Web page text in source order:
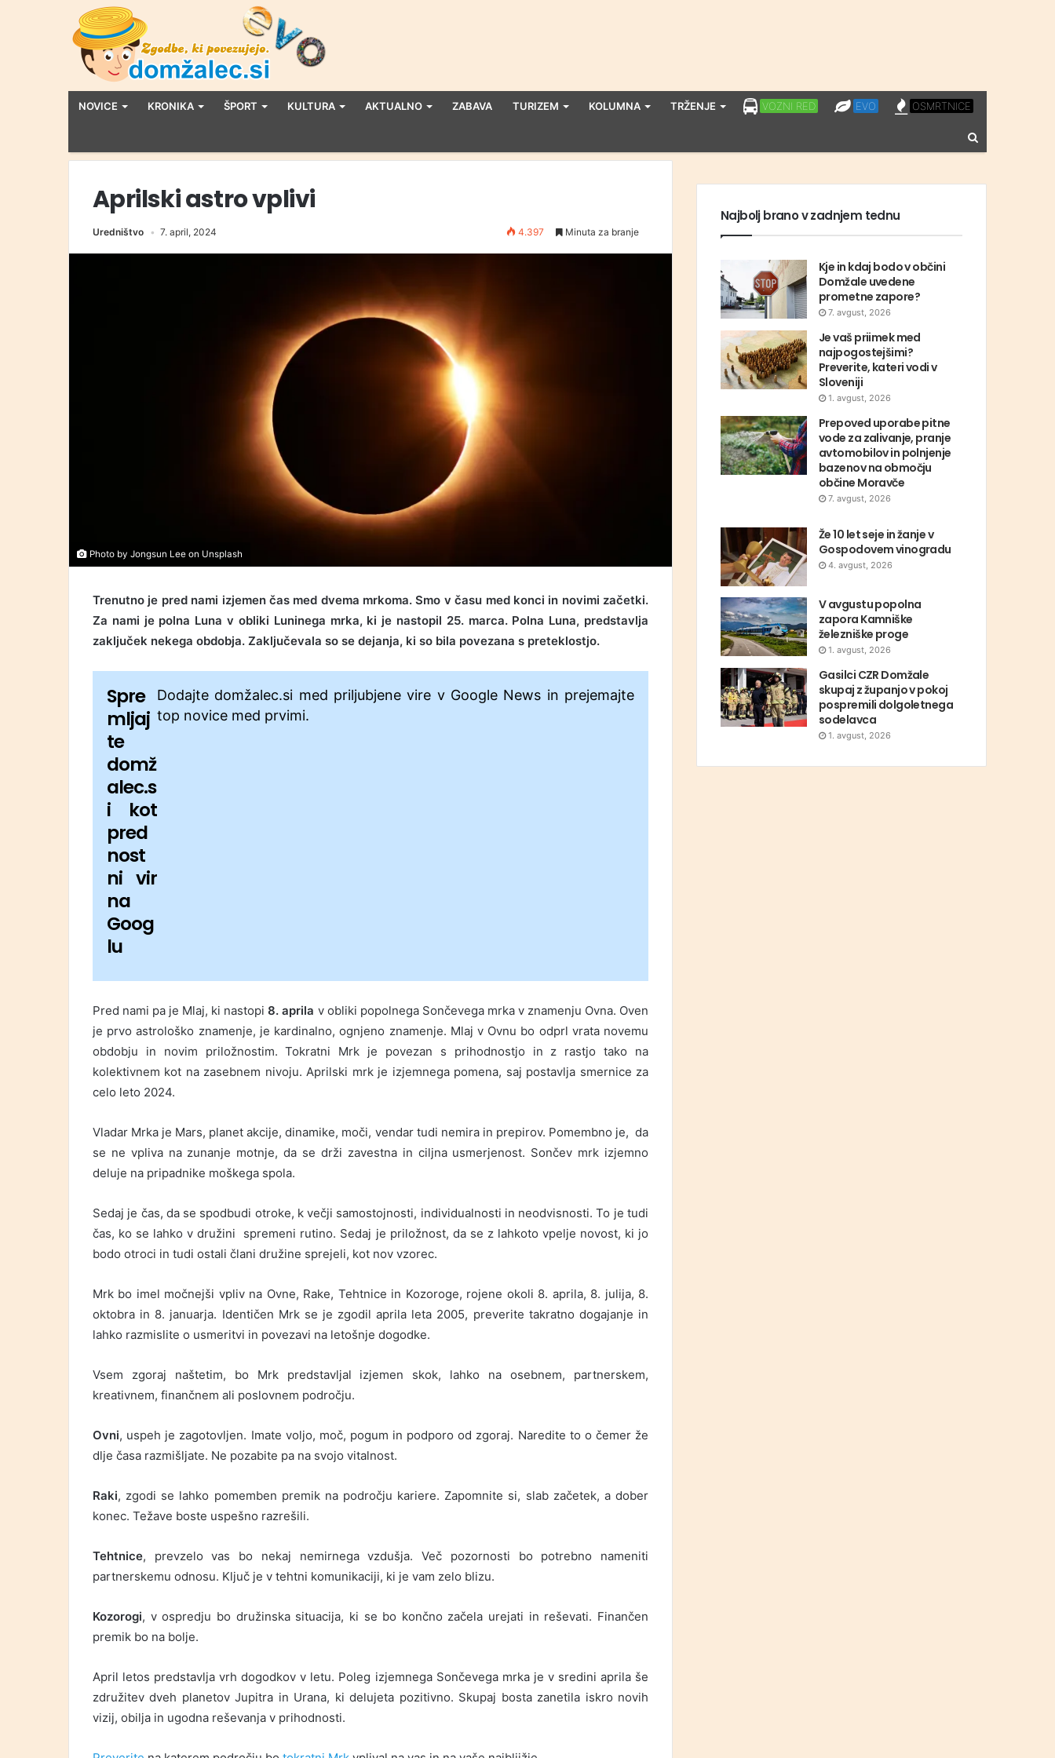
NOVICE KRONIKA ŠPORT KULTURA AKTUALNO ZABAVA TURIZEM KOLUMNA TRŽENJE LPP
VOZNI RED EVO
EVO OSMRTNICE
OSMRTNICE
Aprilski astro vplivi
Uredništvo 7. april, 2024 4.397 Minuta za branje
Photo by Jongsun Lee on Unsplash
Trenutno je pred nami izjemen čas med dvema mrkoma. Smo v času med konci in novimi začetki.
Za nami je polna Luna v obliki Luninega mrka, ki je nastopil 25. marca. Polna Luna, predstavlja
zaključek nekega obdobja. Zaključevala so se dejanja, ki so bila povezana s preteklostjo.
Spre
mljaj
te
domž
alec.s
i kot
pred
nost
ni vir
na
Goog
lu
Dodajte domžalec.si med priljubjene vire v Google News in prejemajte
top novice med prvimi.
Pred nami pa je Mlaj, ki nastopi 8. aprila v obliki popolnega Sončevega mrka v znamenju Ovna. Oven
je prvo astrološko znamenje, je kardinalno, ognjeno znamenje. Mlaj v Ovnu bo odprl vrata novemu
obdobju in novim priložnostim. Tokratni Mrk je povezan s prihodnostjo in z rastjo tako na
kolektivnem kot na zasebnem nivoju. Aprilski mrk je izjemnega pomena, saj postavlja smernice za
celo leto 2024.
Vladar Mrka je Mars, planet akcije, dinamike, moči, vendar tudi nemira in prepirov. Pomembno je, da
se ne vpliva na zunanje motnje, da se drži zavestna in ciljna usmerjenost. Sončev mrk izjemno
deluje na pripadnike moškega spola.
Sedaj je čas, da se spodbudi otroke, k večji samostojnosti, individualnosti in neodvisnosti. To je tudi
čas, ko se lahko v družini spremeni rutino. Sedaj je priložnost, da se z lahkoto vpelje novost, ki jo
bodo otroci in tudi ostali člani družine sprejeli, kot nov vzorec.
Mrk bo imel močnejši vpliv na Ovne, Rake, Tehtnice in Kozoroge, rojene okoli 8. aprila, 8. julija, 8.
oktobra in 8. januarja. Identičen Mrk se je zgodil aprila leta 2005, preverite takratno dogajanje in
lahko razmislite o usmeritvi in povezavi na letošnje dogodke.
Vsem zgoraj naštetim, bo Mrk predstavljal izjemen skok, lahko na osebnem, partnerskem,
kreativnem, finančnem ali poslovnem področju.
Ovni, uspeh je zagotovljen. Imate voljo, moč, pogum in podporo od zgoraj. Naredite to o čemer že
dlje časa razmišljate. Ne pozabite pa na svojo vitalnost.
Raki, zgodi se lahko pomemben premik na področju kariere. Zapomnite si, slab začetek, a dober
konec. Težave boste uspešno razrešili.
Tehtnice, prevzelo vas bo nekaj nemirnega vzdušja. Več pozornosti bo potrebno nameniti
partnerskemu odnosu. Ključ je v tehtni komunikaciji, ki je vam zelo blizu.
Kozorogi, v ospredju bo družinska situacija, ki se bo končno začela urejati in reševati. Finančen
premik bo na bolje.
April letos predstavlja vrh dogodkov v letu. Poleg izjemnega Sončevega mrka je v sredini aprila še
združitev dveh planetov Jupitra in Urana, ki delujeta pozitivno. Skupaj bosta zanetila iskro novih
vizij, obilja in ugodna reševanja v prihodnosti.
Najbolj brano v zadnjem tednu
Kje in kdaj bodo v občini
Domžale uvedene
prometne zapore?
7. avgust, 2026
Je vaš priimek med
najpogostejšimi?
Preverite, kateri vodi v
Sloveniji
1. avgust, 2026
Prepoved uporabe pitne
vode za zalivanje, pranje
avtomobilov in polnjenje
bazenov na območju
občine Moravče
7. avgust, 2026
Že 10 let seje in žanje v
Gospodovem vinogradu
4. avgust, 2026
V avgustu popolna
zapora Kamniške
železniške proge
1. avgust, 2026
Gasilci CZR Domžale
skupaj z županjo v pokoj
pospremili dolgoletnega
sodelavca
1. avgust, 2026